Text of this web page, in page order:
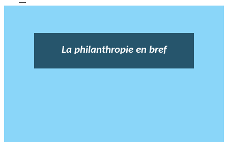
La philanthropie en bref